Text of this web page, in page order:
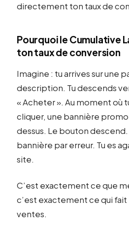
directement ton taux de
Pourquoi le Cumulative
ton taux de conversion
Imagine : tu arrives sur une
description. Tu descends
« Acheter ». Au moment où
cliquer, une bannière
dessus. Le bouton descend.
bannière par erreur. Tu es
site.
C’est exactement ce que
c’est exactement ce qui
ventes.